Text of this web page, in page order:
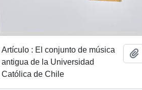
Artículo : El conjunto de música
antigua de la Universidad
Católica de Chile